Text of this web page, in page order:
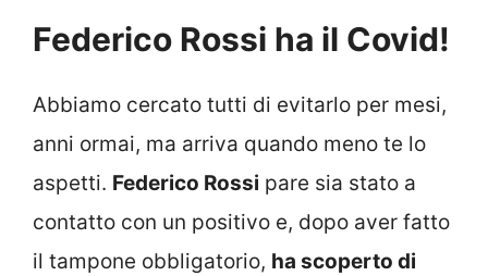
Federico Rossi ha il Covid!
Abbiamo cercato tutti di evitarlo per mesi,
anni ormai, ma arriva quando meno te lo
aspetti. Federico Rossi pare sia stato a
contatto con un positivo e, dopo aver fatto
il tampone obbligatorio, ha scoperto di